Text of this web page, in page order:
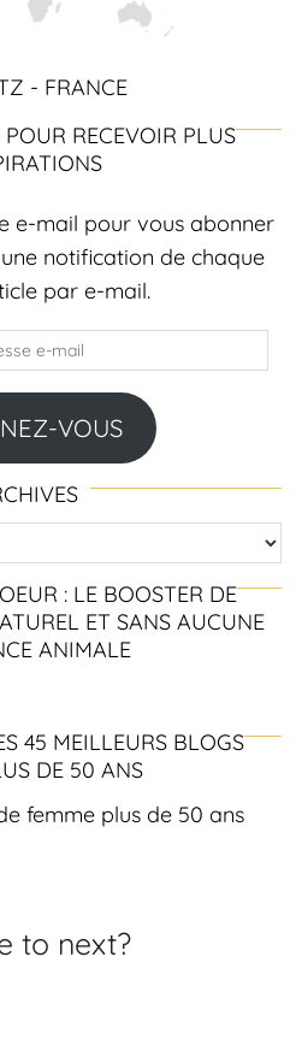
- FRANCE
RECEVOIR PLUS
e-mail pour vous abonner
notification de chaque
par e-mail.
VOUS
: LE BOOSTER DE
ET SANS AUCUNE
ANIMALE
45 MEILLEURS BLOGS
DE 50 ANS
to next?